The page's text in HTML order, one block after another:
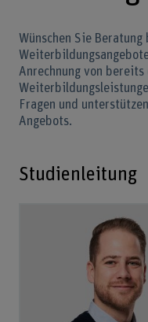
Wünschen Sie
Anrechnung von bereits
Fragen und
Angebots.
Studienleitung